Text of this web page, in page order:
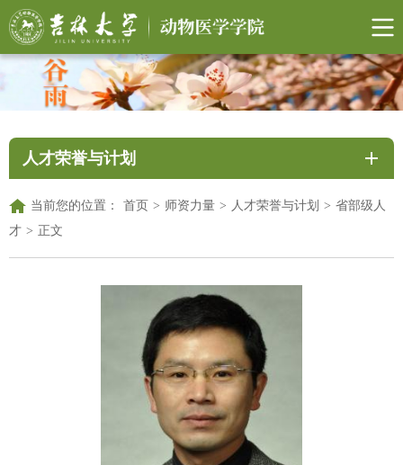
人才荣誉与计划
当前您的位置： 首页 > 师资力量 > 人才荣誉与计划 > 省部级人
才 > 正文